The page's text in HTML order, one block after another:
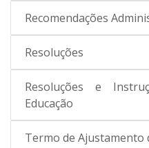
Recomendações
Resoluções
Resoluções e
Educação
Termo de Ajustamento